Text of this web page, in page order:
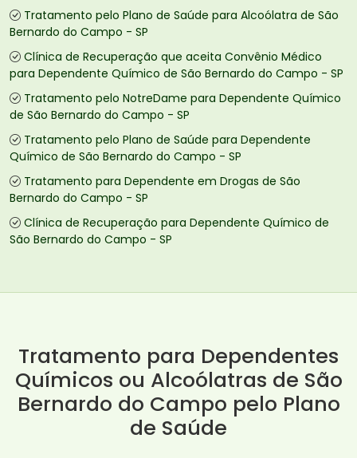
Tratamento pelo Plano de Saúde para Alcoólatra de São
Bernardo do Campo - SP
Clínica de Recuperação que aceita Convênio Médico
para Dependente Químico de São Bernardo do Campo - SP
Tratamento pelo NotreDame para Dependente Químico
de São Bernardo do Campo - SP
Tratamento pelo Plano de Saúde para Dependente
Químico de São Bernardo do Campo - SP
Tratamento para Dependente em Drogas de São
Bernardo do Campo - SP
Clínica de Recuperação para Dependente Químico de
São Bernardo do Campo - SP
Tratamento para Dependentes
Químicos ou Alcoólatras de São
Bernardo do Campo pelo Plano
de Saúde